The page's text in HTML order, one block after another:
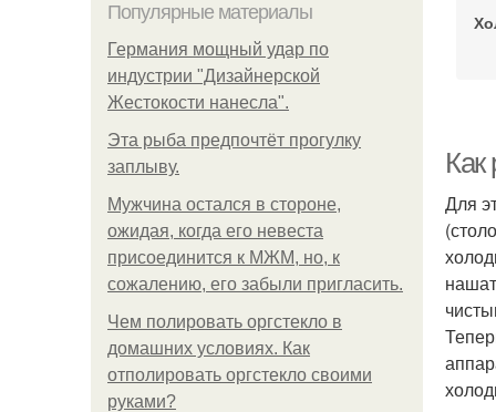
Популярные материалы
Германия мощный удар по
индустрии "Дизайнерской
Жестокости нанесла".
Эта рыба предпочтёт прогулку
заплыву.
Мужчина остался в стороне,
ожидая, когда его невеста
присоединится к МЖМ, но, к
сожалению, его забыли пригласить.
Чем полировать оргстекло в
домашних условиях. Как
отполировать оргстекло своими
руками?
Как
Для